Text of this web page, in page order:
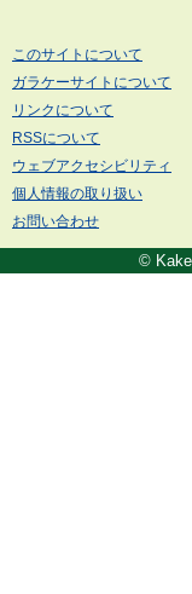
このサイトについて
ガラケーサイトについて
リンクについて
RSSについて
ウェブアクセシビリティ
個人情報の取り扱い
お問い合わせ
©